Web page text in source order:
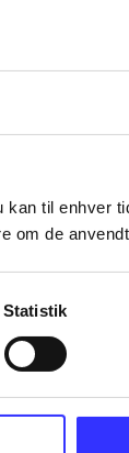
kan til enhver
de
Statistik